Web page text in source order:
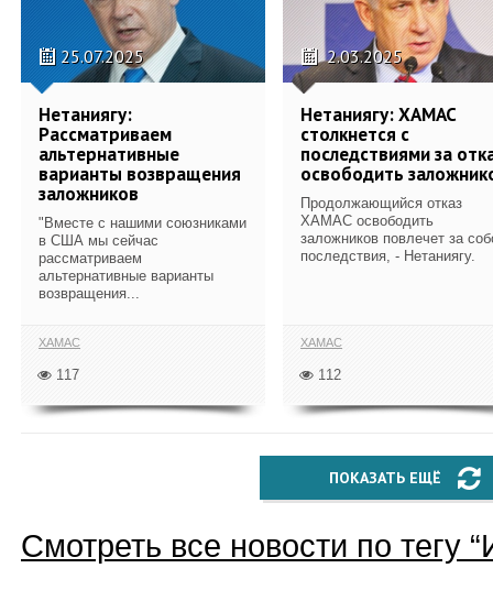
25.07.2025
Нетаниягу:
Рассматриваем
альтернативные
варианты возвращения
заложников
"Вместе с нашими союзниками
в США мы сейчас
рассматриваем
альтернативные варианты
возвращения...
ХАМАС
117
2.03.2025
Нетаниягу: ХАМАС
столкнется с
последствиями за
освободить
Продолжающийся отказ
ХАМАС освободить
заложников повлечет за
последствия, - Нетаниягу.
ХАМАС
112
ПОКАЗАТЬ ЕЩЁ
Смотреть все новости по тегу “